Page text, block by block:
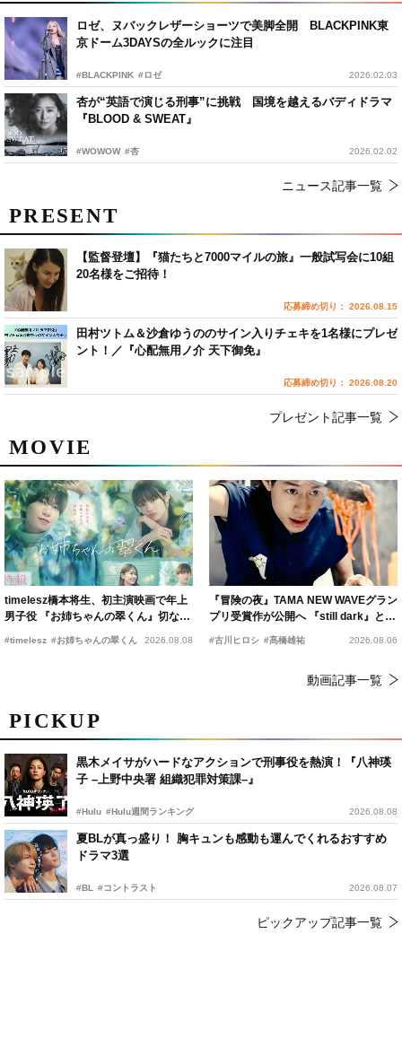
ロゼ、ヌバックレザーショーツで美脚全開 BLACKPINK東
京ドーム3DAYSの全ルックに注目
#BLACKPINK #ロゼ 2026.02.03
杏が“英語で演じる刑事”に挑戦 国境を越えるバディドラマ
『BLOOD & SWEAT』
#WOWOW #杏 2026.02.02
ニュース記事一覧
PICKUP
黒木メイサがハードなアクションで刑事役を熱演！『八神瑛
子 –上野中央署 組織犯罪対策課–』
#Hulu #Hulu週間ランキング 2026.08.08
夏BLが真っ盛り！ 胸キュンも感動も運んでくれるおすすめ
ドラマ3選
#BL #コントラスト 2026.08.07
ピックアップ記事一覧
MOVIE
timelesz橋本将生、初主演映画で年上
男子役 『お姉ちゃんの翠くん』切ない
#timelesz #お姉ちゃんの翠くん 2026.08.08
『冒険の夜』TAMA NEW WAVEグラン
プリ受賞作が公開へ 『still dark』と同
#古川ヒロシ #髙橋雄祐 2026.08.06
動画記事一覧
PRESENT
【監督登壇】『猫たちと7000マイルの旅』一般試写会に10組
20名様をご招待！
応募締め切り： 2026.08.15
田村ツトム＆沙倉ゆうののサイン入りチェキを1名様にプレゼ
ント！／『心配無用ノ介 天下御免』
応募締め切り： 2026.08.20
プレゼント記事一覧